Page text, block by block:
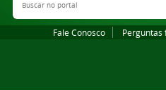
Fale Conosco Perguntas